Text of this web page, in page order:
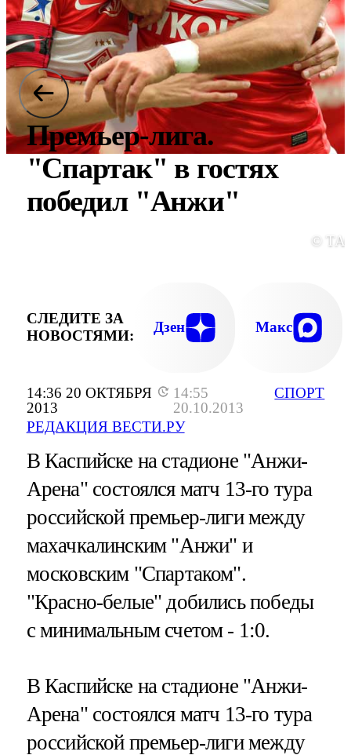
14:36 20 ОКТЯБРЯ
2013
14:55
20.10.2013
РЕДАКЦИЯ ВЕСТИ.РУ
СПОРТ
Премьер-лига.
"Спартак" в гостях
победил "Анжи"
©
СЛЕДИТЕ ЗА
НОВОСТЯМИ:
Дзен Макс
В Каспийске на стадионе "Анжи-
Арена" состоялся матч 13-го тура
российской премьер-лиги между
махачкалинским "Анжи" и
московским "Спартаком".
"Красно-белые" добились победы
с минимальным счетом - 1:0.
В Каспийске на стадионе "Анжи-
Арена" состоялся матч 13-го тура
российской премьер-лиги между